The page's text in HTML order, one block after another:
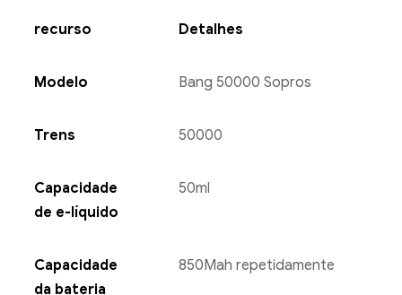
recurso Detalhes
Modelo Bang 50000 Sopros
Trens 50000
Capacidade
de e-líquido
50ml
Capacidade
da bateria
850Mah repetidamente